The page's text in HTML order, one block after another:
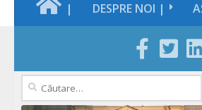
| DESPRE NOI |
Caută